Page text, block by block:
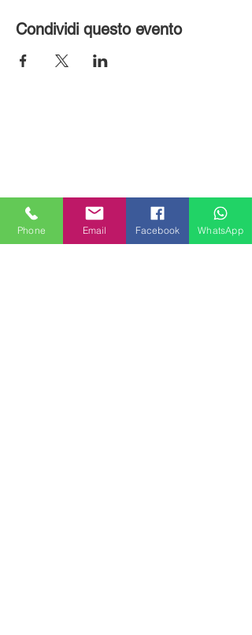
Condividi questo evento
Phone Email Facebook WhatsApp